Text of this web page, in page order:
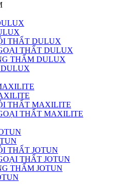
THẤT DULUX
THẤT DULUX
THẤM DULUX
THẤT MAXILITE
THẤT MAXILITE
THẤT JOTUN
THẤT JOTUN
THẤM JOTUN